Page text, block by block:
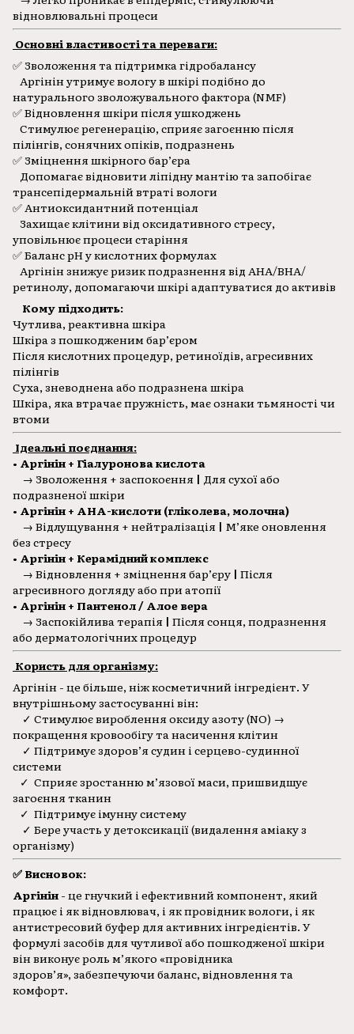
відновлювальні процеси
Основні властивості та переваги:
✅ Зволоження та підтримка гідробалансу
Аргінін утримує вологу в шкірі подібно до
натурального зволожувального фактора (NMF)
✅ Відновлення шкіри після ушкоджень
Стимулює регенерацію, сприяє загоєнню після
пілінгів, сонячних опіків, подразнень
✅ Зміцнення шкірного бар’єра
Допомагає відновити ліпідну мантію та запобігає
трансепідермальній втраті вологи
✅ Антиоксидантний потенціал
Захищає клітини від оксидативного стресу,
уповільнює процеси старіння
✅ Баланс pH у кислотних формулах
Аргінін знижує ризик подразнення від AHA/BHA/
ретинолу, допомагаючи шкірі адаптуватися до активів
Кому підходить:
Чутлива, реактивна шкіра
Шкіра з пошкодженим бар’єром
Після кислотних процедур, ретиноїдів, агресивних
пілінгів
Суха, зневоднена або подразнена шкіра
Шкіра, яка втрачає пружність, має ознаки тьмяності чи
втоми
Ідеальні поєднання:
• Аргінін + Гіалуронова кислота
→ Зволоження + заспокоєння | Для сухої або
подразненої шкіри
• Аргінін + AHA-кислоти (гліколева, молочна)
→ Відлущування + нейтралізація | М’яке оновлення
без стресу
• Аргінін + Керамідний комплекс
→ Відновлення + зміцнення бар’єру | Після
агресивного догляду або при атопії
• Аргінін + Пантенол / Алое вера
→ Заспокійлива терапія | Після сонця, подразнення
або дерматологічних процедур
Користь для організму:
Аргінін - це більше, ніж косметичний інгредієнт. У
внутрішньому застосуванні він:
✓ Стимулює вироблення оксиду азоту (NO) →
покращення кровообігу та насичення клітин
✓ Підтримує здоров’я судин і серцево-судинної
системи
✓ Сприяє зростанню м’язової маси, пришвидшує
загоєння тканин
✓ Підтримує імунну систему
✓ Бере участь у детоксикації (видалення аміаку з
організму)
✅ Висновок:
Аргінін - це гнучкий і ефективний компонент, який
працює і як відновлювач, і як провідник вологи, і як
антистресовий буфер для активних інгредієнтів. У
формулі засобів для чутливої або пошкодженої шкіри
він виконує роль м’якого «провідника
здоров’я», забезпечуючи баланс, відновлення та
комфорт.